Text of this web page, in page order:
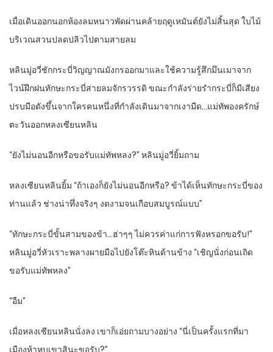
เมื่อเดินออกนอกห้องลมหนาวพัดผ่านคล้ายฤดูเหมันต์ยังไม่สิ้นสุด ใบไม้
บริเวณสวนปลดปลิวไปตามสายลม
หลินมู่อวี่ชักกระบี่วิญญาณมังกรออกมาและใช้ความรู้สึกมึนเมาจาก
ไวน์ฝึกฝนทักษะกระบี่สายลมจักรวรรดิ ขณะกำลังร่ายรำกระบี่ก็มีเสียง
ปรบมือดังขึ้นจากใครคนหนึ่งที่กำลังเดินมาจากเงามืด…แม่ทัพองครักษ์
ตะวันออกหลงเซียนหลิน
“ยังไม่นอนอีกหรือขอรับแม่ทัพหลง?” หลินมู่อวี่ยิ้มถาม
หลงเซียนหลินยิ้ม “ถ้าเองก็ยังไม่นอนอีกหรือ? ข้าได้เห็นทักษะกระบี่ของ
ท่านแล้ว ช่างน่าทึ่งจริงๆ งดงามจนเกือบสมบูรณ์แบบ”
“ทักษะกระบี่ขั้นสามของข้า…ฮ่าๆๆ ไม่ควรค่าแก่การฟังหรอกขอรับ!”
หลินมู่อวี่หัวเราะพลางผายมือไปยังโต๊ะหินด้านข้าง “เชิญนั่งก่อนเถิด
ขอรับแม่ทัพหลง”
“อืม”
เมื่อหลงเซียนหลินนั่งลง เขาก็เอ่ยถามบางอย่าง “นี่เป็นครั้งแรกที่มา